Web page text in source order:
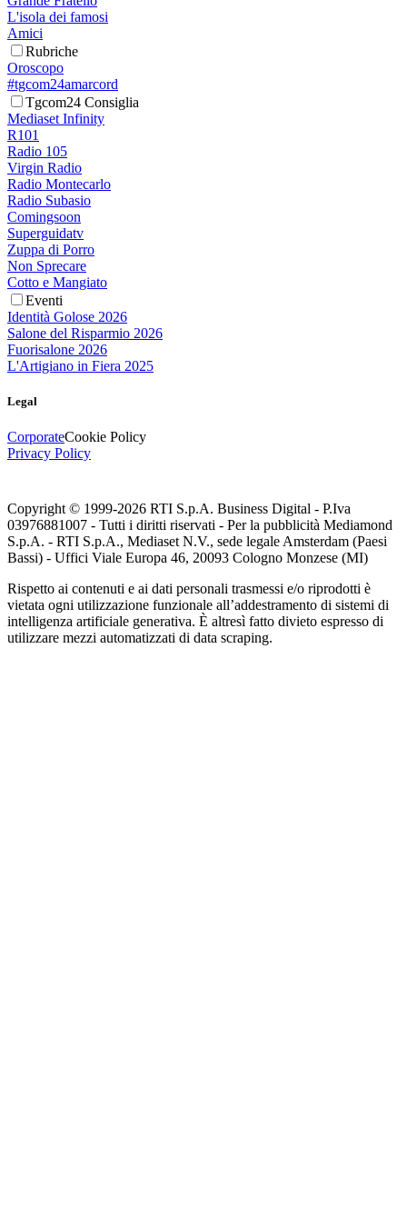
L'isola dei famosi
Amici
Rubriche
Oroscopo
#tgcom24amarcord
Tgcom24 Consiglia
Mediaset Infinity
R101
Radio 105
Virgin Radio
Radio Montecarlo
Radio Subasio
Comingsoon
Superguidatv
Zuppa di Porro
Non Sprecare
Cotto e Mangiato
Eventi
Identità Golose 2026
Salone del Risparmio 2026
Fuorisalone 2026
L'Artigiano in Fiera 2025
Legal
CorporateCookie Policy
Privacy Policy
Copyright © 1999-2026 RTI S.p.A. Business Digital - P.Iva
03976881007 - Tutti i diritti riservati - Per la pubblicità Mediamond
S.p.A. - RTI S.p.A., Mediaset N.V., sede legale Amsterdam (Paesi
Bassi) - Uffici Viale Europa 46, 20093 Cologno Monzese (MI)
Rispetto ai contenuti e ai dati personali trasmessi e/o riprodotti è
vietata ogni utilizzazione funzionale all’addestramento di sistemi di
intelligenza artificiale generativa. È altresì fatto divieto espresso di
utilizzare mezzi automatizzati di data scraping.